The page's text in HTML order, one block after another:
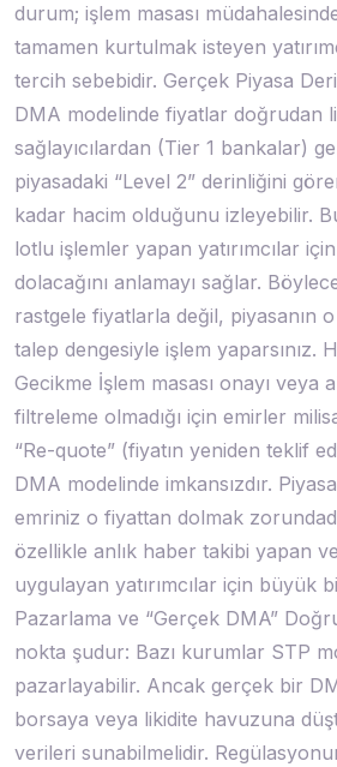
durum; işlem masası
tamamen kurtulmak isteyen
tercih sebebidir. Gerçek Piyasa
DMA modelinde fiyatlar doğrudan
sağlayıcılardan (Tier 1 bankalar)
piyasadaki “Level 2” derinliğini
kadar hacim olduğunu izleyebilir.
lotlu işlemler yapan yatırımcılar
dolacağını anlamayı sağlar.
rastgele fiyatlarla değil, piyasanın
talep dengesiyle işlem yaparsınız.
Gecikme İşlem masası onayı veya
filtreleme olmadığı için emirler
“Re-quote” (fiyatın yeniden teklif
DMA modelinde imkansızdır.
emriniz o fiyattan dolmak
özellikle anlık haber takibi yapan
uygulayan yatırımcılar için büyük
Pazarlama ve “Gerçek DMA”
nokta şudur: Bazı kurumlar STP
pazarlayabilir. Ancak gerçek bir
borsaya veya likidite havuzuna
verileri sunabilmelidir.